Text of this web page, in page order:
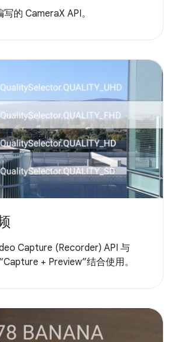
的 CameraX API。
Capture (Recorder) API 与
+ Preview”结合使用。